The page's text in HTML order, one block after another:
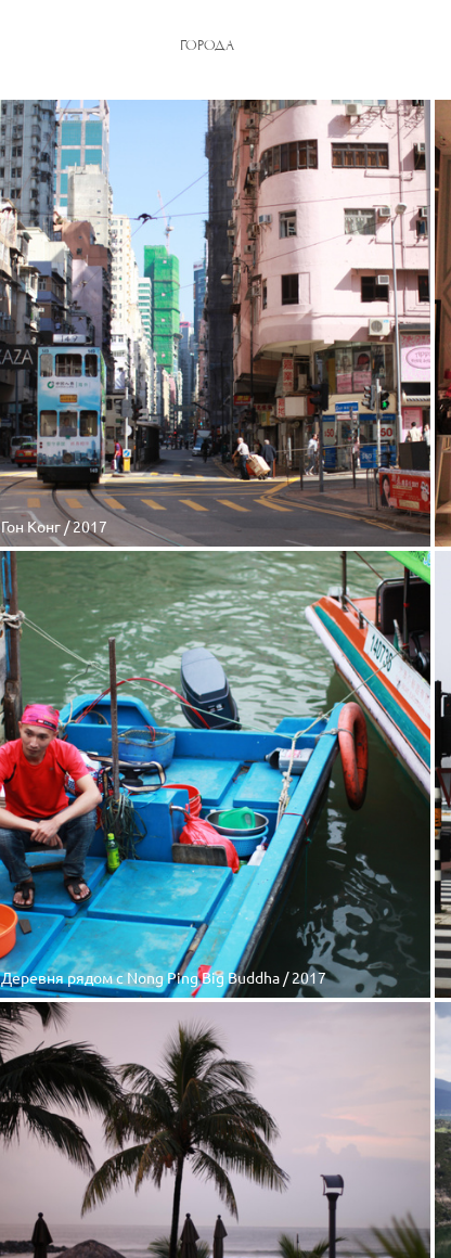
ГОРОДА
Гон Конг / 2017
Деревня рядом с Nong Ping Big Buddha / 2017